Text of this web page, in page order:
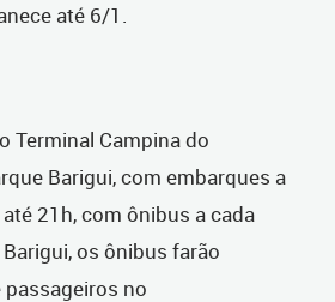
até 6/1.
Terminal Campina do
Barigui, com embarques a
21h, com ônibus a cada
os ônibus farão
no